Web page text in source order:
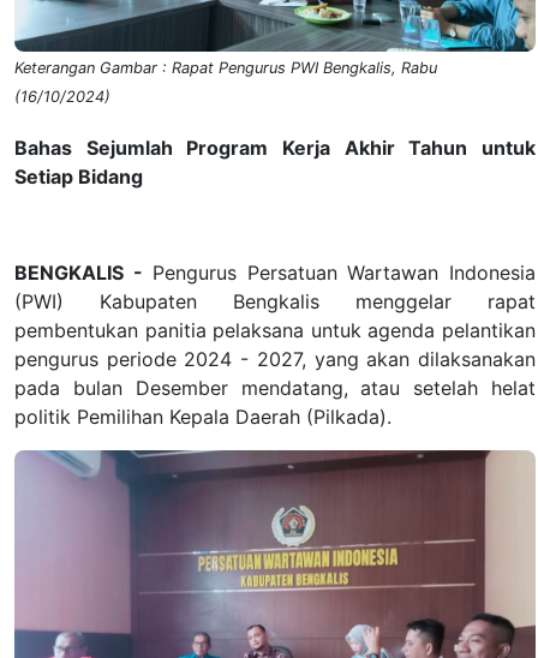
Keterangan Gambar : Rapat Pengurus PWI Bengkalis, Rabu
(16/10/2024)
Bahas Sejumlah Program Kerja Akhir Tahun untuk
Setiap Bidang
BENGKALIS - Pengurus Persatuan Wartawan Indonesia
(PWI) Kabupaten Bengkalis menggelar rapat
pembentukan panitia pelaksana untuk agenda pelantikan
pengurus periode 2024 - 2027, yang akan dilaksanakan
pada bulan Desember mendatang, atau setelah helat
politik Pemilihan Kepala Daerah (Pilkada).